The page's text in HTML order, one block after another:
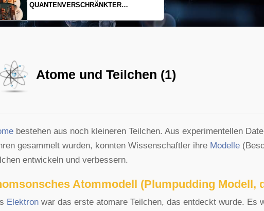
EINDIMENSIONALES GAS AUS LICHT
Atome und Teilchen (1)
bestehen aus noch kleineren Teilchen. Aus experimentellen
gesammelt wurden, konnten Wissenschaftler ihre Modelle
entwickeln und verbessern.
Atommodell (Plumpudding Modell,
Elektron war das erste atomare Teilchen, das entdeckt wurde. Es